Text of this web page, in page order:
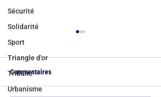
Sécurité
Solidarité
Sport
Triangle d'or
Tribune
Urbanisme
Commentaires